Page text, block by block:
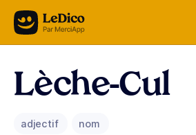
Aller au contenu
Lèche-Cul
adjectif nom